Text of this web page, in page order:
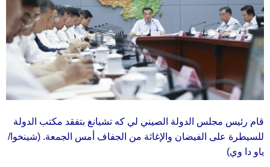
قام رئيس مجلس الدولة الصيني لي كه تشيانغ بتفقد مكتب الدولة
للسيطرة على الفيضان والإغاثة من الجفاف أمس الجمعة. (شينخوا/
ياو دا وي)